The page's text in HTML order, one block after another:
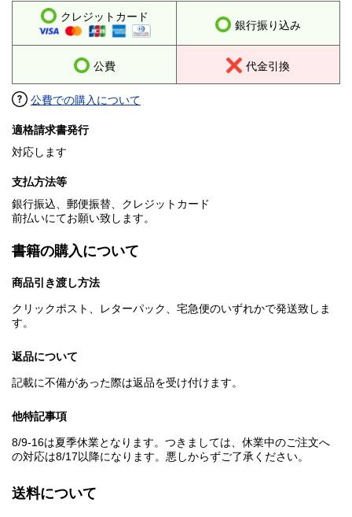
クレジットカード
銀行振り込み
公費 代金引換
公費での購入について
適格請求書発行
対応します
支払方法等
銀行振込、郵便振替、クレジットカード
前払いにてお願い致します。
書籍の購入について
商品引き渡し方法
クリックポスト、レターパック、宅急便のいずれかで発送致しま
す。
返品について
記載に不備があった際は返品を受け付けます。
他特記事項
8/9-16は夏季休業となります。つきましては、休業中のご注文へ
の対応は8/17以降になります。悪しからずご了承ください。
送料について